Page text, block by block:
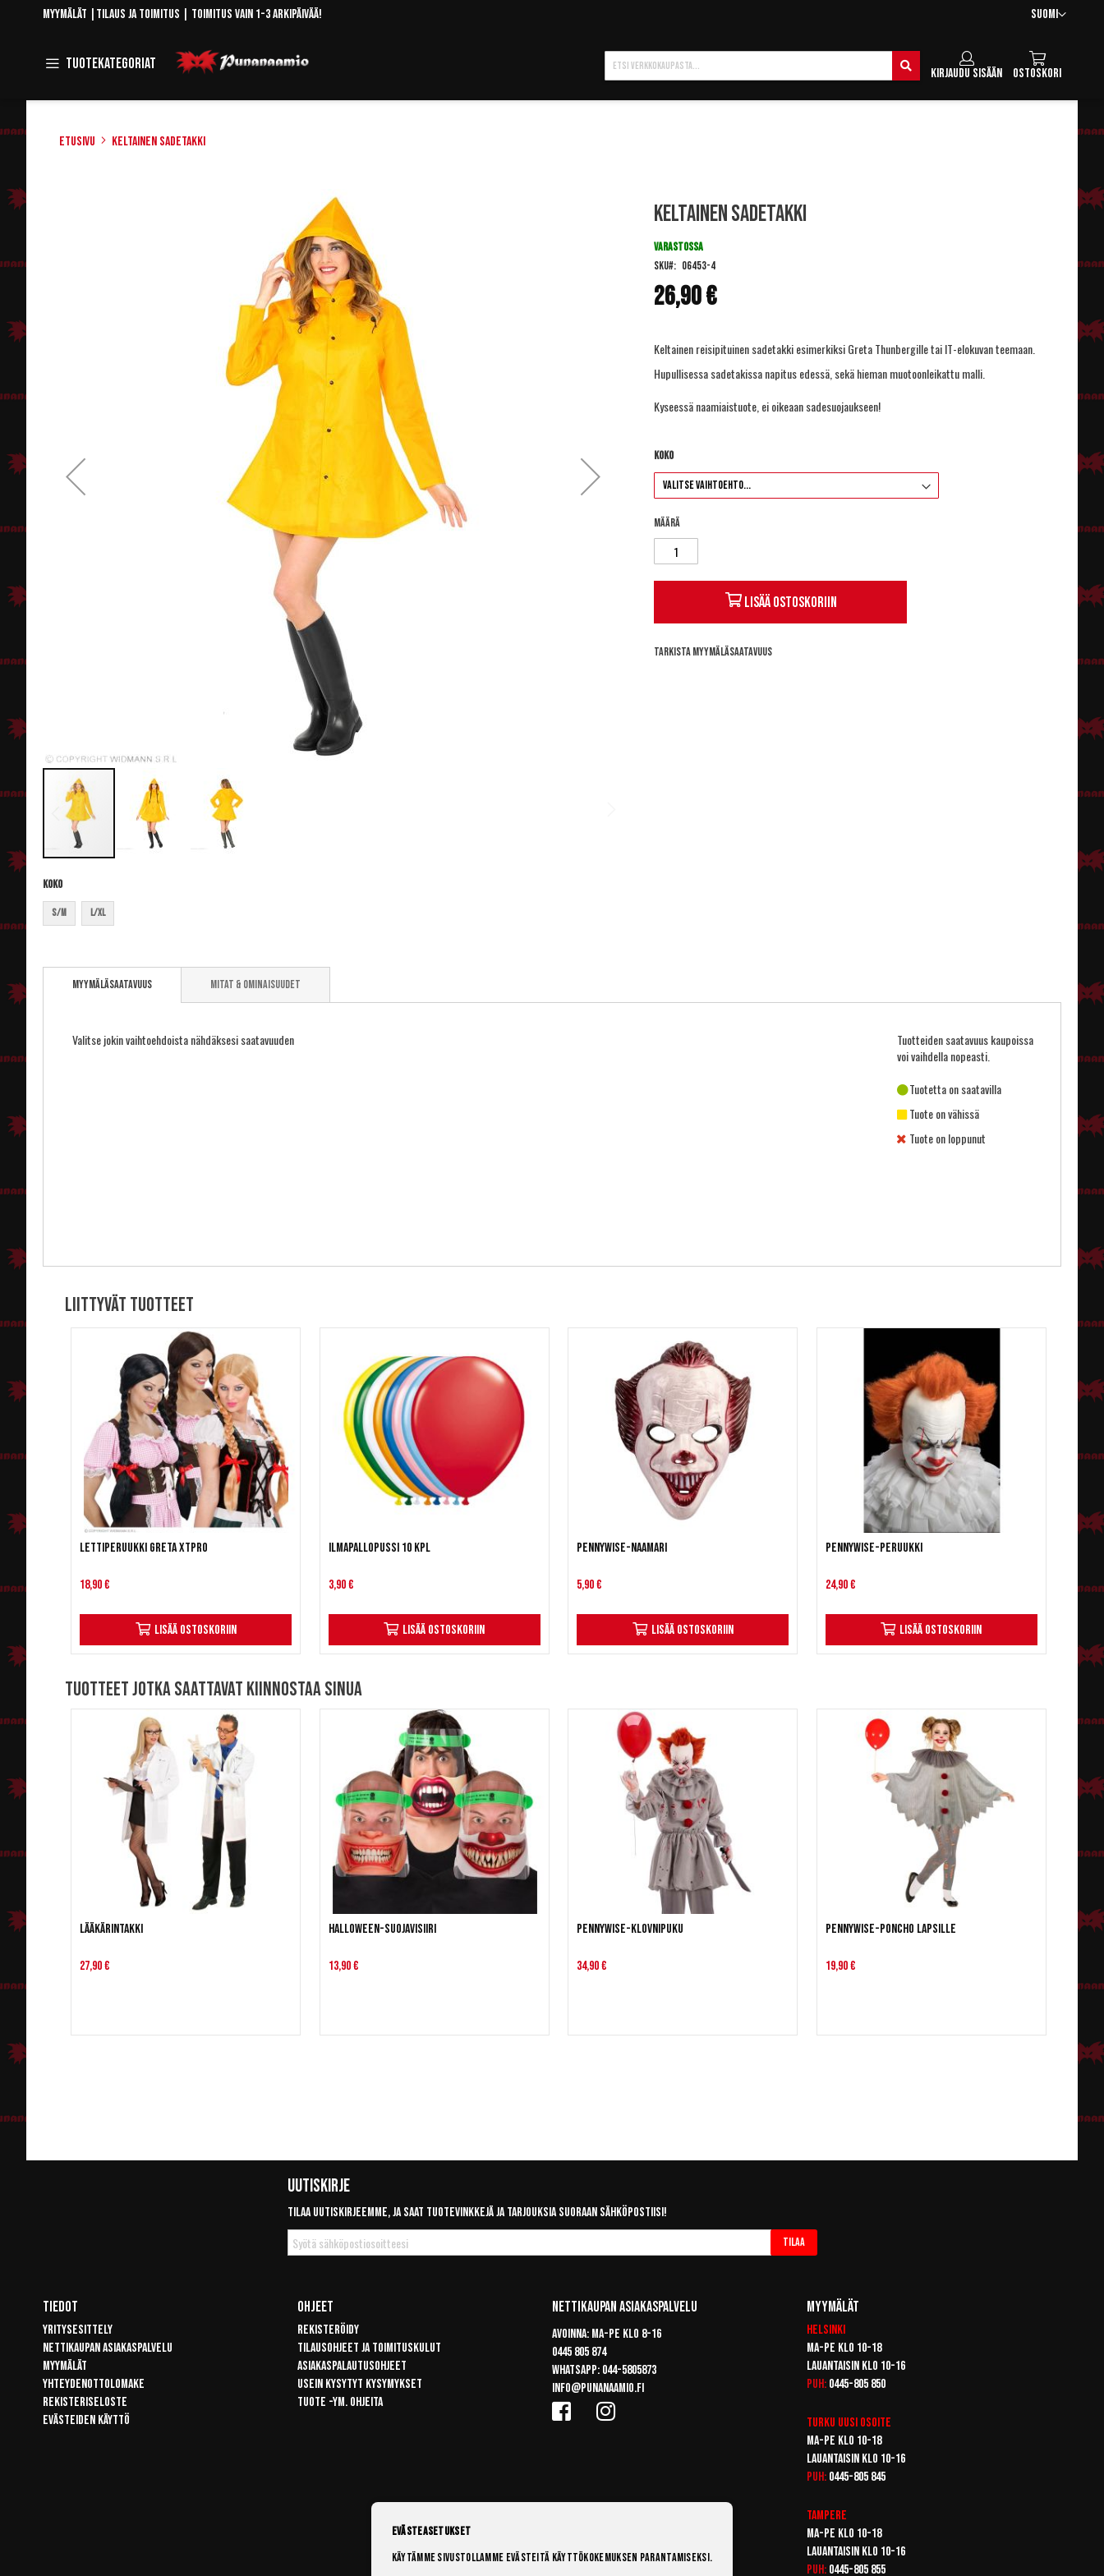
Skip
Kieli
Suomi
Myymälät Tilaus ja toimitus | Toimitus vain 1-3 arkipäivää!
Tuotekategoriat Toggle
Navigation
Ostoskori
Kirjaudu sisään
Hae
Etusivu Keltainen sadetakki
Koko
S/M L/XL
to
Keltainen sadetakki
26,90 €
VARASTOSSA
SKU
06453-4
Keltainen reisipituinen sadetakki esimerkiksi Greta Thunbergille tai IT-elokuvan teemaan.
Hupullisessa sadetakissa napitus edessä, sekä hieman muotoonleikattu malli.
Kyseessä naamiaistuote, ei oikeaan sadesuojaukseen!
Koko
Määrä
Lisää ostoskoriin
Tarkista myymäläsaatavuus
Myymäläsaatavuus
Tuotteiden saatavuus kaupoissa
voi vaihdella nopeasti.
Tuotetta on saatavilla
Tuote on vähissä
Tuote on loppunut
Valitse jokin vaihtoehdoista nähdäksesi saatavuuden
Mitat & ominaisuudet
Liittyvät tuotteet
Lettiperuukki Greta XTPRO
18,90 €
Lisää ostoskoriin
Ilmapallopussi 10 kpl
3,90 €
Lisää ostoskoriin
Pennywise-naamari
5,90 €
Lisää ostoskoriin
Pennywise-peruukki
24,90 €
Lisää ostoskoriin
Tuotteet jotka saattavat kiinnostaa sinua
Lääkärintakki
27,90 €
Halloween-suojavisiiri
13,90 €
Pennywise-klovnipuku
34,90 €
Pennywise-poncho lapsille
19,90 €
Uutiskirje
Tilaa uutiskirjeemme, ja saat tuotevinkkejä ja tarjouksia suoraan sähköpostiisi!
Tilaa
uutiskirje
Tilaa
Tiedot
Yritysesittely
Nettikaupan asiakaspalvelu
Myymälät
Yhteydenottolomake
Rekisteriseloste
Evästeiden käyttö
Ohjeet
Rekisteröidy
Tilausohjeet ja toimituskulut
Asiakaspalautusohjeet
Usein kysytyt kysymykset
Tuote -ym. ohjeita
Nettikaupan Asiakaspalvelu
Avoinna: Ma-pe klo 8-16
0445 805 874
Whatsapp: 044-5805873
info@punanaamio.fi
Myymälät
Helsinki
Ma-pe klo 10-18
Lauantaisin klo 10-16
Puh: 0445-805 850
Turku Uusi osoite
Ma-pe klo 10-18
Lauantaisin klo 10-16
Puh: 0445-805 845
Tampere
Ma-pe klo 10-18
Lauantaisin klo 10-16
Puh: 0445-805 855
Evästeasetukset
Käytämme sivustollamme evästeitä käyttökokemuksen parantamiseksi.